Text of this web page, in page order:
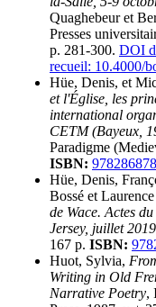
Quaghebeur et
Presses
p. 281-300. DOI
recueil: 10.4000/
Hüe, Denis, et
et l'Église, les
international
CETM (Bayeux,
Paradigme
ISBN:
Hüe, Denis,
Bossé et
de Wace. Actes
Jersey, juillet 2019
167 p. ISBN:
Huot, Sylvia,
Writing in Old
Narrative Poetry,